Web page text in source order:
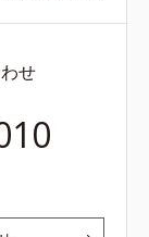
せ